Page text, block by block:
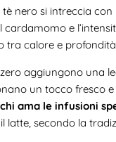
nero si intreccia con
e
tra calore e
aggiungono una
un tocco fresco
ama le infusioni
latte, secondo la